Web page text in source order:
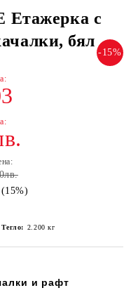
Етажерка с
бял
-15%
Тегло: 2.200 кг
и рафт